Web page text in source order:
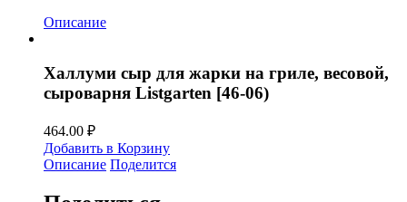
Описание
Халлуми сыр для жарки на гриле, весовой,
сыроварня Listgarten [46-06)
464.00 ₽
Добавить в Корзину
Описание Поделится